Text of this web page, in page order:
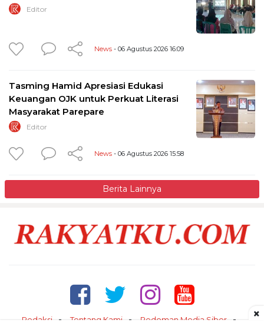
Editor
News - 06 Agustus 2026 16:09
Tasming Hamid Apresiasi Edukasi
Keuangan OJK untuk Perkuat Literasi
Masyarakat Parepare
Editor
News - 06 Agustus 2026 15:58
Berita Lainnya
Redaksi Tentang Kami Pedoman Media Siber ×